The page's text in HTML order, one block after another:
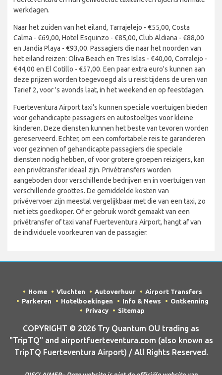
werkdagen.
Naar het zuiden van het eiland, Tarrajelejo - €55,00, Costa
Calma - €69,00, Hotel Esquinzo - €85,00, Club Aldiana - €88,00
en Jandia Playa - €93,00. Passagiers die naar het noorden van
het eiland reizen: Oliva Beach en Tres Islas - €40,00, Corralejo -
€44,00 en El Cotillo - €57,00. Een paar extra euro's kunnen aan
deze prijzen worden toegevoegd als u reist tijdens de uren van
Tarief 2, voor 's avonds laat, in het weekend en op feestdagen.
Fuerteventura Airport taxi's kunnen speciale voertuigen bieden
voor gehandicapte passagiers en autostoeltjes voor kleine
kinderen. Deze diensten kunnen het beste van tevoren worden
gereserveerd. Echter, om een comfortabele reis te garanderen
voor gezinnen of gehandicapte passagiers die speciale
diensten nodig hebben, of voor grotere groepen reizigers, kan
een privétransfer ideaal zijn. Privétransfers worden
aangeboden door verschillende bedrijven en in voertuigen van
verschillende groottes. De gemiddelde kosten van
privévervoer zijn meestal vergelijkbaar met die van een taxi, zo
niet iets goedkoper. Of er gebruik wordt gemaakt van een
privétransfer of taxi vanaf Fuerteventura Airport, hangt af van
de individuele voorkeuren van de passagier.
Home Vluchten Autoverhuur
Airport Transfers
Parkeren
Hotelboekingen Info & News
Ontkenning
Privacy
Sitemap
COPYRIGHT © 2026 Try Quantum OU trading as
"TripTQ" and airportfuerteventura.com (also known as
TripTQ Fuerteventura Airport) / All Rights Reserved.